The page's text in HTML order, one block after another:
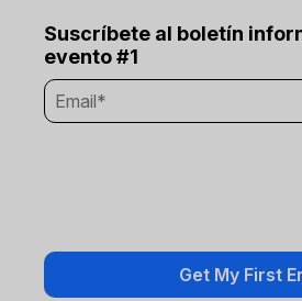
Suscríbete al boletín
evento #1